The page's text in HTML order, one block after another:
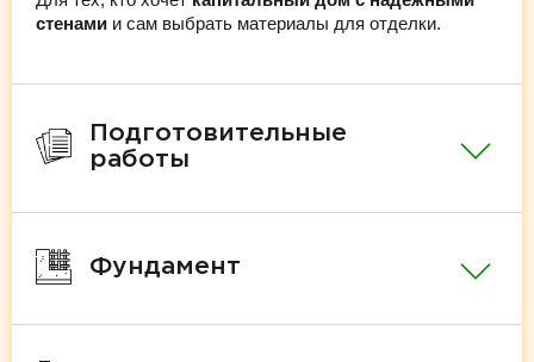
стенами и сам выбрать материалы для отделки.
Подготовительные
работы
Фундамент